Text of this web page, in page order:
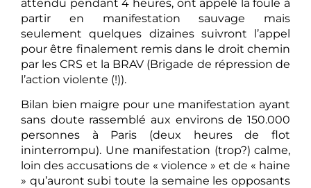
attendu pendant 4 heures, ont appelé la foule à
partir en manifestation sauvage mais
seulement quelques dizaines suivront l’appel
pour être finalement remis dans le droit chemin
par les CRS et la BRAV (Brigade de répression de
l’action violente (!)).
Bilan bien maigre pour une manifestation ayant
sans doute rassemblé aux environs de 150.000
personnes à Paris (deux heures de flot
ininterrompu). Une manifestation (trop?) calme,
loin des accusations de « violence » et de « haine
» qu’auront subi toute la semaine les opposants